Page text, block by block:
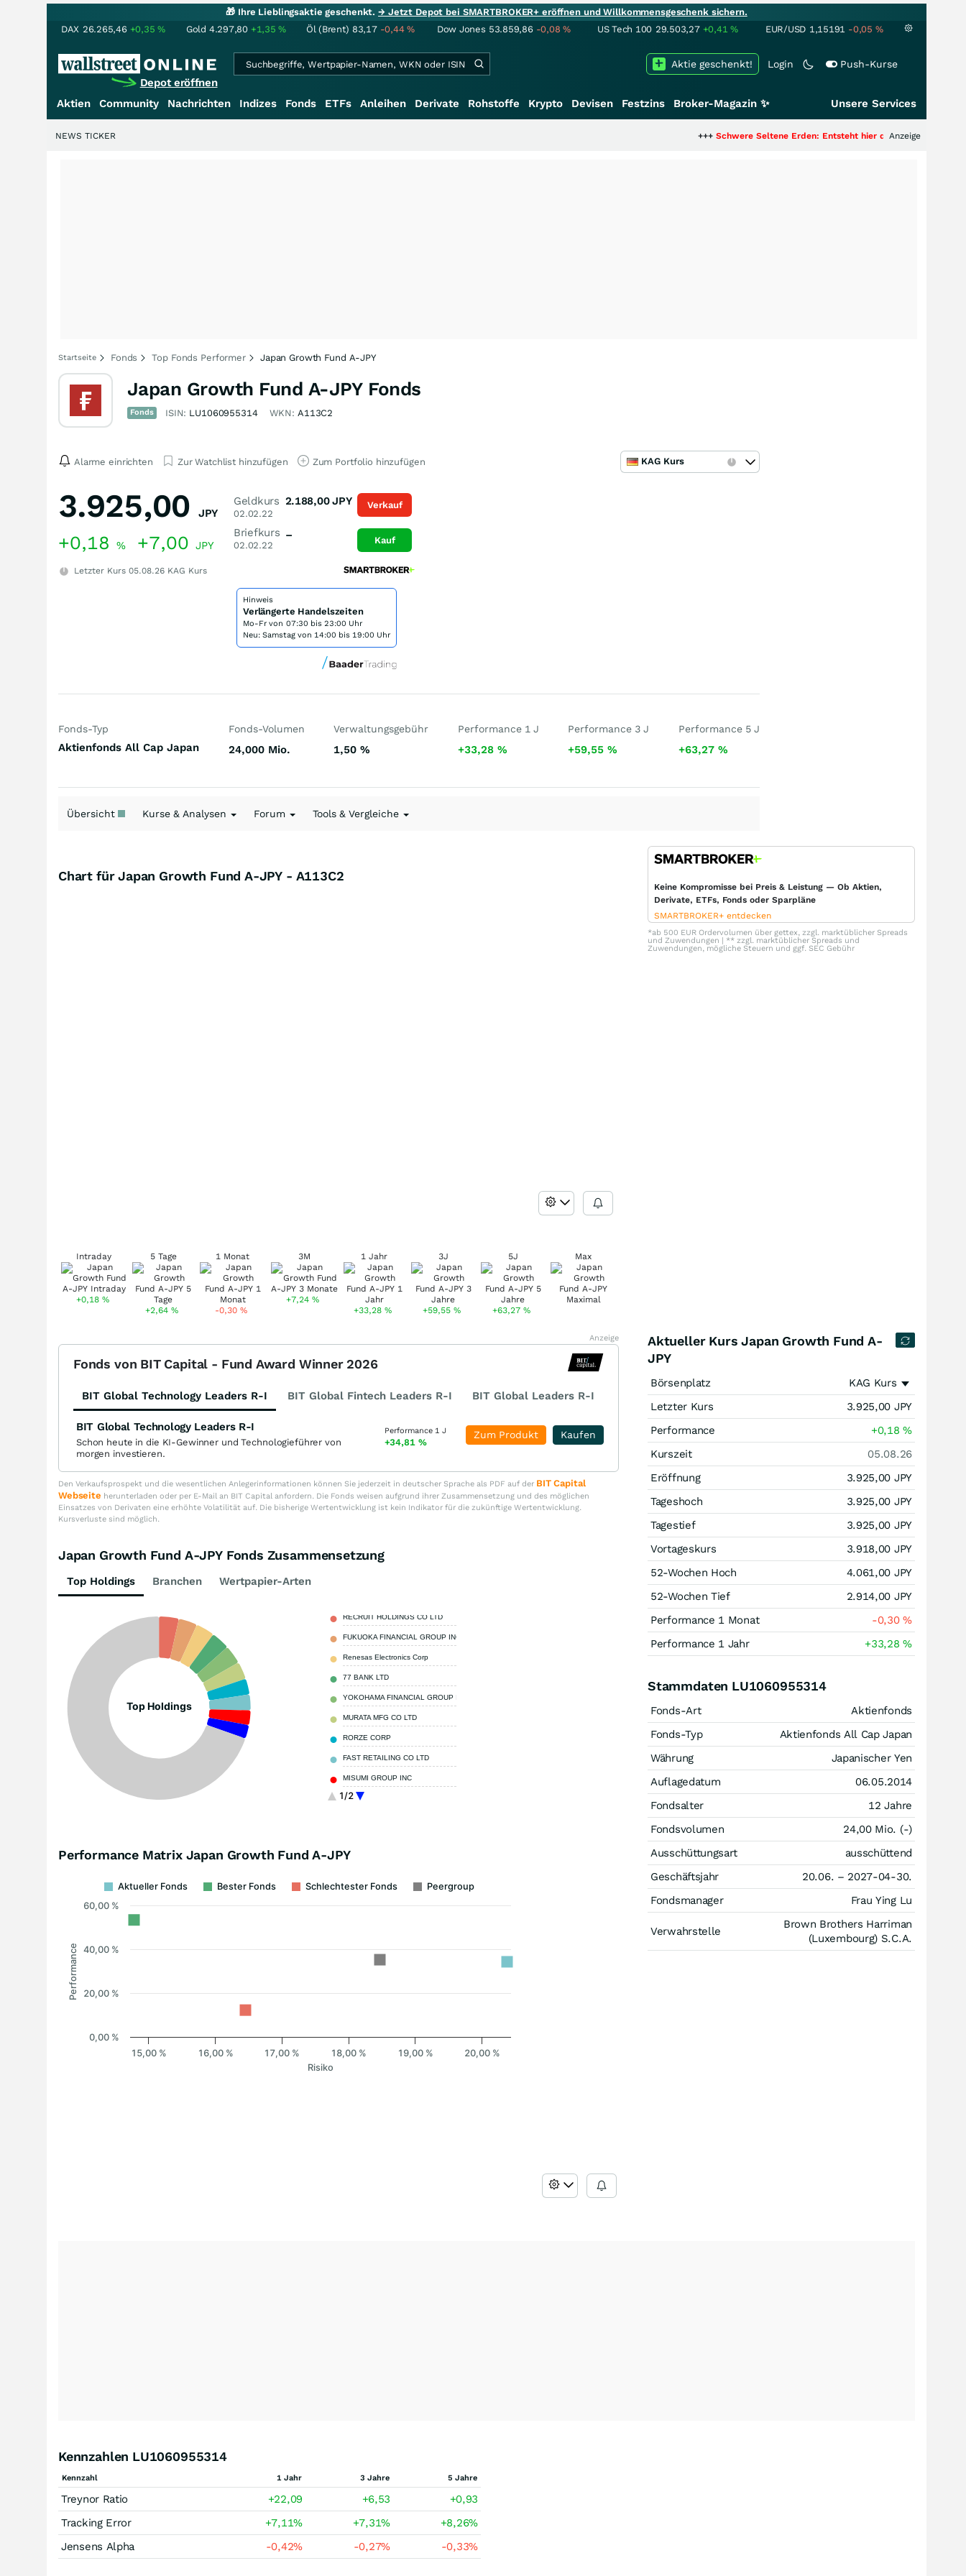
🎁 Ihre Lieblingsaktie geschenkt.→ Jetzt Depot bei SMARTBROKER+ eröffnen und Willkommensgeschenk sichern.
DAX 26.265,46 +0,35% Gold 4.297,80 +1,35% Öl (Brent) 83,17 -0,44% Dow Jones 53.859,86 -0,08% US Tech 100 29.503,27 +0,41% EUR/USD 1,15191 -0,05 %
Depot eröffnen
Login Push-Kurse
Aktie geschenkt!
Aktien Community Nachrichten Indizes Fonds ETFs Anleihen Derivate Rohstoffe Krypto Devisen Festzins Broker-Magazin ✨ Unsere Services
Schwere Seltene Erden: Entsteht hier die nächste Milliardenstory?
Anzeige
NEWS TICKER
Startseite Fonds Top Fonds Performer Japan Growth Fund A-JPY
Japan Growth Fund A-JPY Fonds
Fonds ISIN: LU1060955314 WKN: A113C2
Alarme einrichten Zur Watchlist hinzufügen Zum Portfolio hinzufügen KAG Kurs
3.925,00 JPY
+0,18 % +7,00 JPY
Letzter Kurs 05.08.26 KAG Kurs
Geldkurs
02.02.22
2.188,00 JPY
Briefkurs
02.02.22
–
Verkauf
Kauf
Hinweis
Verlängerte Handelszeiten
Mo-Fr von 07:30 bis 23:00 Uhr
Neu: Samstag von 14:00 bis 19:00 Uhr
Fonds-Typ
Aktienfonds All Cap Japan
Fonds-Volumen
24,000 Mio.
Verwaltungsgebühr
1,50%
Performance 1 J
+33,28 %
Performance 3 J
+59,55%
Performance 5 J
+63,27 %
Übersicht Kurse & Analysen Forum Tools & Vergleiche
Chart für Japan Growth Fund A-JPY - A113C2
Intraday
+0,18 %
5 Tage
+2,64%
1 Monat
-0,30%
3M
+7,24%
1 Jahr
+33,28%
3J
+59,55%
5J
+63,27%
Max
Keine Kompromisse bei Preis & Leistung — Ob Aktien,
Derivate, ETFs, Fonds oder Sparpläne
SMARTBROKER+ entdecken
*ab 500 EUR Ordervolumen über gettex, zzgl. marktüblicher Spreads
und Zuwendungen | ** zzgl. marktüblicher Spreads und
Zuwendungen, mögliche Steuern und ggf. SEC Gebühr
Anzeige
Fonds von BIT Capital - Fund Award Winner 2026
BIT Global Technology Leaders R-I BIT Global Fintech Leaders R-I BIT Global Leaders R-I
BIT Global Technology Leaders R-I
Schon heute in die KI-Gewinner und Technologieführer von
morgen investieren.
Performance 1 J
+34,81 %
Kaufen
Zum Produkt
Den Verkaufsprospekt und die wesentlichen Anlegerinformationen können Sie jederzeit in deutscher Sprache als PDF auf der BIT Capital
Webseite herunterladen oder per E-Mail an BIT Capital anfordern. Die Fonds weisen aufgrund ihrer Zusammensetzung und des möglichen
Einsatzes von Derivaten eine erhöhte Volatilität auf. Die bisherige Wertentwicklung ist kein Indikator für die zukünftige Wertentwicklung.
Kursverluste sind möglich.
Japan Growth Fund A-JPY Fonds Zusammensetzung
Top Holdings Branchen Wertpapier-Arten
Top Holdings
1/2
RECRUIT HOLDINGS CO LTD
FUKUOKA FINANCIAL GROUP INC
Renesas Electronics Corp
77 BANK LTD
YOKOHAMA FINANCIAL GROUP INC
MURATA MFG CO LTD
RORZE CORP
FAST RETAILING CO LTD
MISUMI GROUP INC
Taiyo Yuden Co Ltd
Performance Matrix Japan Growth Fund A-JPY
Risiko
Performance
Aktueller Fonds Bester Fonds Schlechtester Fonds Peergroup
15,00 % 16,00 % 17,00 % 18,00 % 19,00 % 20,00 %
0,00 %
20,00 %
40,00 %
60,00 %
Aktueller Kurs Japan Growth Fund A-
JPY
Börsenplatz
KAG Kurs
Letzter Kurs
3.925,00 JPY
Performance
+0,18%
Kurszeit
05.08.26
Eröffnung
3.925,00 JPY
Tageshoch
3.925,00 JPY
Tagestief
3.925,00 JPY
Vortageskurs
3.918,00 JPY
52-Wochen Hoch
4.061,00 JPY
52-Wochen Tief
2.914,00 JPY
Performance 1 Monat
-0,30%
Performance 1 Jahr
+33,28%
Stammdaten LU1060955314
Fonds-Art
Aktienfonds
Fonds-Typ
Aktienfonds All Cap Japan
Währung
Japanischer Yen
Auflagedatum
06.05.2014
Fondsalter
12 Jahre
Fondsvolumen
24,00 Mio. (-)
Ausschüttungsart
ausschüttend
Geschäftsjahr
20.06. – 2027-04-30.
Fondsmanager
Frau Ying Lu
Verwahrstelle
Brown Brothers Harriman
(Luxembourg) S.C.A.
Kennzahlen LU1060955314
Kennzahl 1 Jahr 3 Jahre 5 Jahre
Treynor Ratio +22,09 +6,53
+0,93
Tracking Error
+7,11% +7,31% +8,26%
Jensens Alpha
-0,42% -0,27% -0,33%